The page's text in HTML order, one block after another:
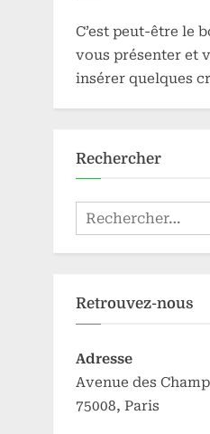
C’est peut-être le
vous présenter et
insérer quelques
Rechercher
Rechercher :
Retrouvez-nous
Adresse
Avenue des
75008, Paris